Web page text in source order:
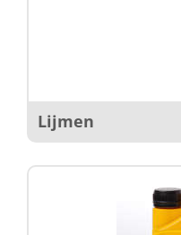
Lijmen